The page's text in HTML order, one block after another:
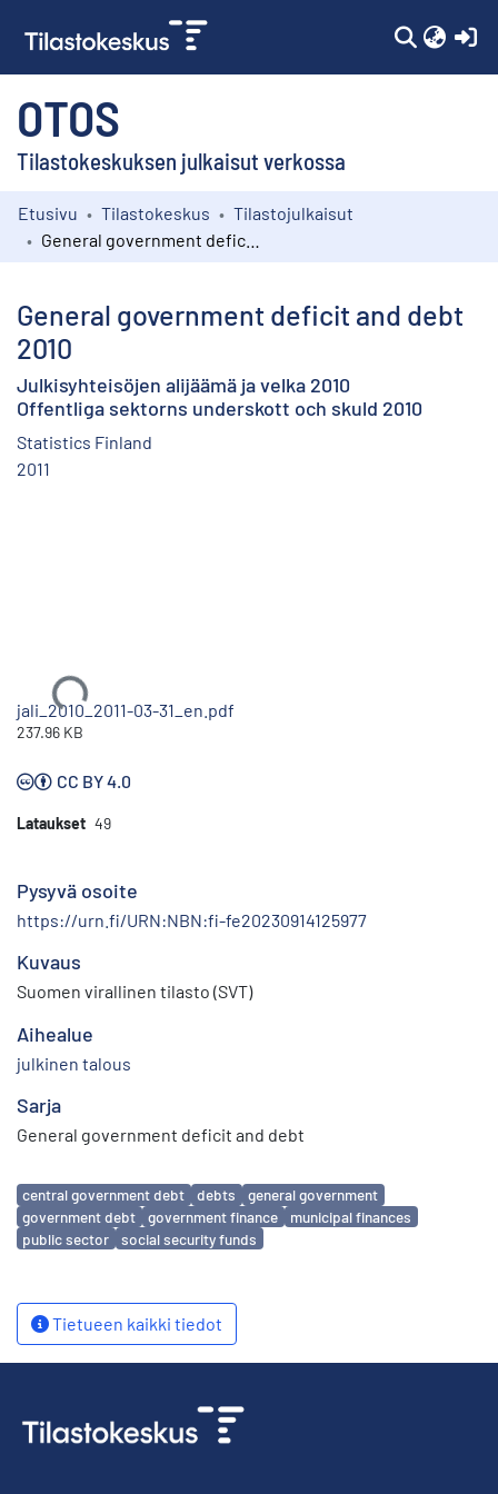
OTOS
Tilastokeskuksen julkaisut verkossa
Kokoelmat
Etusivu Tilastokeskus
Tilastojulkaisut
General government deficit and debt
2010
Julkisyhteisöjen alijäämä ja velka 2010
Offentliga sektorns underskott och skuld 2010
Statistics Finland
2011
Ladataan...
jali_2010_2011-03-31_en.pdf
237.96 KB
CC BY 4.0
Lataukset 49
Pysyvä osoite
https://urn.fi/URN:NBN:fi-fe20230914125977
Kuvaus
Suomen virallinen tilasto (SVT)
Aihealue
julkinen talous
Sarja
General government deficit and debt
Avainsanat
central government debt debts
general government
government debt
government finance
municipal finances
public sector
social security funds
Tietueen kaikki tiedot